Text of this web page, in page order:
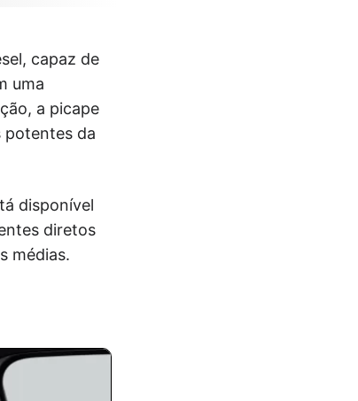
capaz de
uma
a picape
potentes da
disponível
diretos
médias.